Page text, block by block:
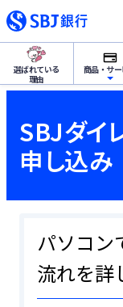
選ばれている
理由
商品・サ
SBJダイ
申し込み
パソコン
流れを詳